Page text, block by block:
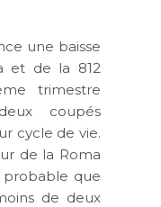
une baisse
et de la 812
trimestre
coupés
cycle de vie.
de la Roma
probable que
de deux